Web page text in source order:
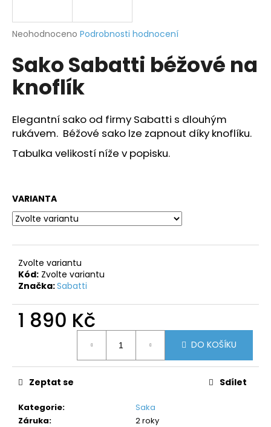
Průměrné
produktu
je
0,0
hvězdiček.
Neohodnoceno Podrobnosti hodnocení
Sako Sabatti béžové na
knoflík
Elegantní sako od firmy Sabatti s dlouhým
rukávem. Béžové sako lze zapnout díky knoflíku.
Tabulka velikostí níže v popisku.
VARIANTA
Zvolte variantu
Kód: Zvolte variantu
Značka:Sabatti
1 890 Kč
DO KOŠÍKU
Kategorie:
Saka
Záruka:
2 roky
Zeptat se Sdílet
j
t
?
HLEDAT
D
o
p
r
u
č
u
j
e
m